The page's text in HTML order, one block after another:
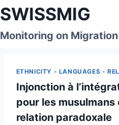
Skip
to
content
SWISSMIG
Monitoring on
ETHNICITY - LANGUAGES -
Injonction à
pour les musulmans
relation paradoxale